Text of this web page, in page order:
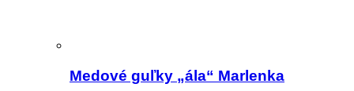
Medové guľky „ála“ Marlenka